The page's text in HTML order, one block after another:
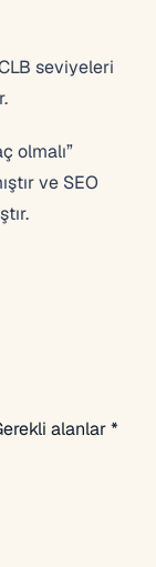
seviyeleri
olmalı”
ve SEO
alanlar*